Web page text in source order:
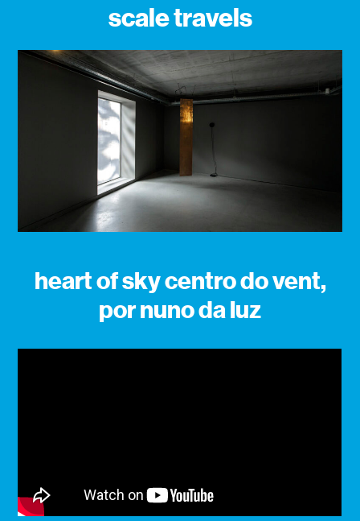
scale travels
heart of sky centro do vent,
por nuno da luz